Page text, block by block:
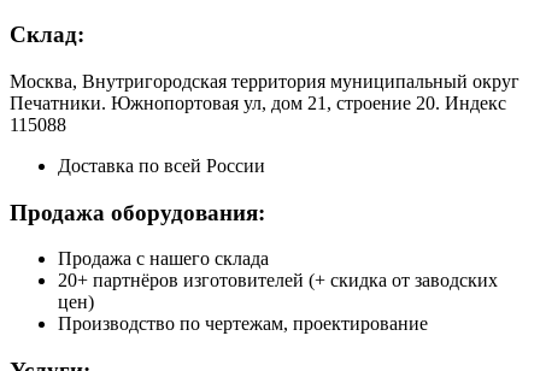
Склад:
Москва, Внутригородская территория муниципальный округ
Печатники. Южнопортовая ул, дом 21, строение 20. Индекс
115088
Доставка по всей России
Продажа оборудования:
Продажа с нашего склада
20+ партнёров изготовителей (+ скидка от заводских
цен)
Производство по чертежам, проектирование